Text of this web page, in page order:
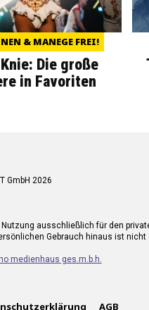
& MANEGE FREI!
Die große
in Favoriten
GmbH 2026
ausschließlich für den
Gebrauch hinaus ist
medienhaus ges.m.b.h.
AGB